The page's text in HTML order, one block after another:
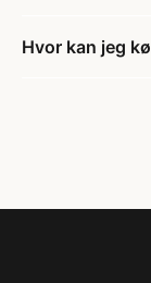
Hvor kan jeg